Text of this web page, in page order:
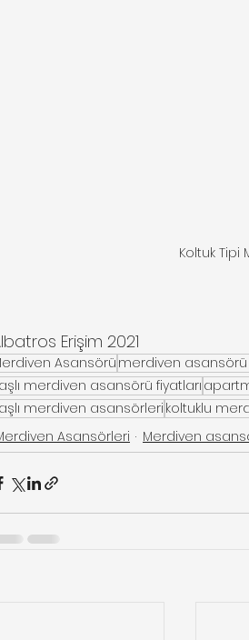
Koltuk
Erişim 2021
Asansörü merdiven asansörü
merdiven asansörü fiyatları
merdiven asansörleri koltuklu
Asansörleri
Merdiven